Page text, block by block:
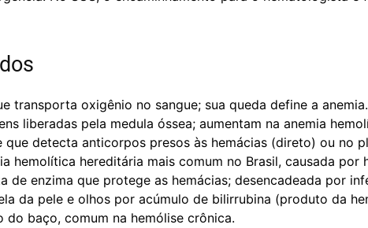
transporta oxigênio no sangue; sua queda define a anemia.
liberadas pela medula óssea; aumentam na anemia
que detecta anticorpos presos às hemácias (direto) ou no
hemolítica hereditária mais comum no Brasil, causada por
de enzima que protege as hemácias; desencadeada por
da pele e olhos por acúmulo de bilirrubina (produto da
do baço, comum na hemólise crônica.